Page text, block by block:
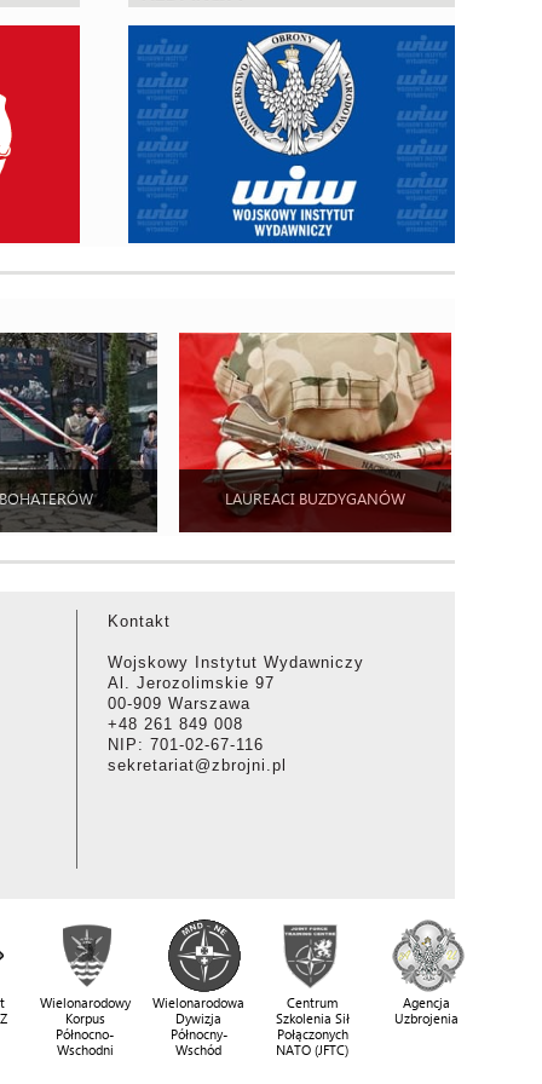
LAUREACI BUZDYGANÓW
Kontakt
Wojskowy Instytut Wydawniczy
Al. Jerozolimskie 97
00-909 Warszawa
+48 261 849 008
NIP: 701-02-67-116
sekretariat@zbrojni.pl
Wielonarodowy
Korpus
Północno-
Wschodni
Wielonarodowa
Dywizja
Północny-
Wschód
Centrum
Szkolenia Sił
Połączonych
NATO (JFTC)
Agencja
Uzbrojenia